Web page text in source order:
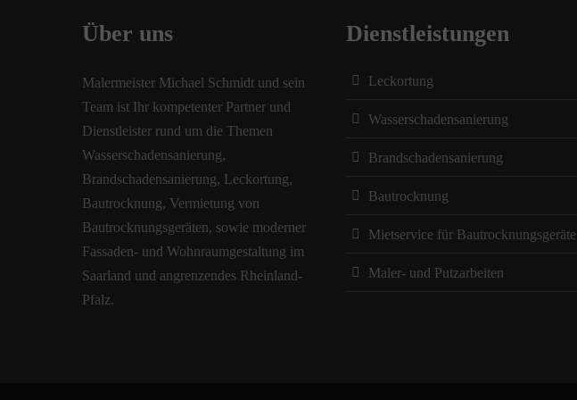
Über uns
Malermeister Michael Schmidt und sein
Team ist Ihr kompetenter Partner und
Dienstleister rund um die Themen
Wasserschadensanierung,
Brandschadensanierung, Leckortung,
Bautrocknung, Vermietung von
Bautrocknungsgeräten, sowie moderner
Fassaden- und Wohnraumgestaltung im
Saarland und angrenzendes Rheinland-
Pfalz.
Dienstleistungen
Leckortung
Wasserschadensanierung
Brandschadensanierung
Bautrocknung
Mietservice für Bautrocknungsgeräte
Maler- und Putzarbeiten